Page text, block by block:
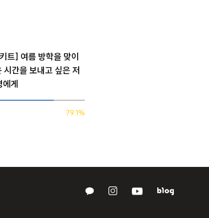
] 여름 방학을 맞이
시간을 보내고 싶은 저
게
79.1%